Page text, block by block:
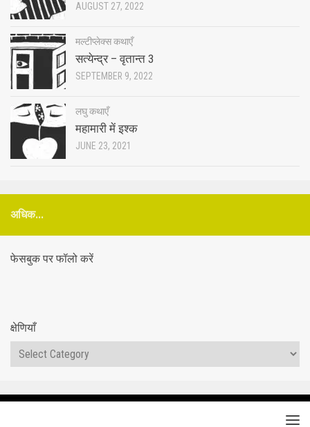
AUGUST 27, 2022
मल्टीप्लेक्स कथाएँ
सत्येन्द्र – वृतान्त 3
SEPTEMBER 9, 2022
लघु कथाएँ
महामारी में इश्क
JUNE 23, 2021
अधिक...
फेसबुक पर फॉलो करें
क्षेणियाँ
क्षेणियाँ